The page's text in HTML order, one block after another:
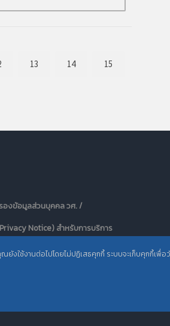
13 14 15
ใช้งานต่อไปโดยไม่ปฏิเสธคุกกี้ ระบบจะเก็บคุกกี้เพื่
องข้อมูลส่วนบุคคล วศ. /
Notice) สำหรับการบริการ
ารสนเทศ